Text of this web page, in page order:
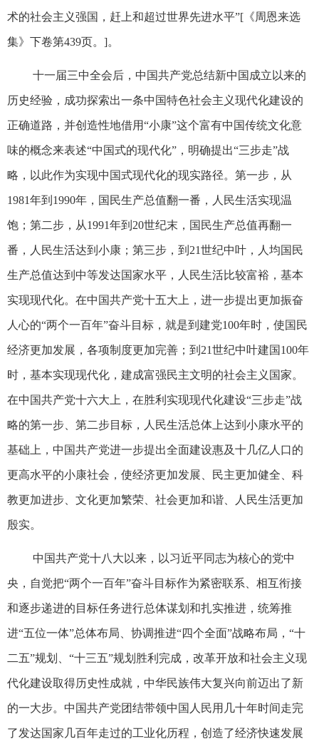
术的社会主义强国，赶上和超过世界先进水平”[《周恩来选
集》下卷第439页。]。
十一届三中全会后，中国共产党总结新中国成立以来的
历史经验，成功探索出一条中国特色社会主义现代化建设的
正确道路，并创造性地借用“小康”这个富有中国传统文化意
味的概念来表述“中国式的现代化”，明确提出“三步走”战
略，以此作为实现中国式现代化的现实路径。第一步，从
1981年到1990年，国民生产总值翻一番，人民生活实现温
饱；第二步，从1991年到20世纪末，国民生产总值再翻一
番，人民生活达到小康；第三步，到21世纪中叶，人均国民
生产总值达到中等发达国家水平，人民生活比较富裕，基本
实现现代化。在中国共产党十五大上，进一步提出更加振奋
人心的“两个一百年”奋斗目标，就是到建党100年时，使国民
经济更加发展，各项制度更加完善；到21世纪中叶建国100年
时，基本实现现代化，建成富强民主文明的社会主义国家。
在中国共产党十六大上，在胜利实现现代化建设“三步走”战
略的第一步、第二步目标，人民生活总体上达到小康水平的
基础上，中国共产党进一步提出全面建设惠及十几亿人口的
更高水平的小康社会，使经济更加发展、民主更加健全、科
教更加进步、文化更加繁荣、社会更加和谐、人民生活更加
殷实。
中国共产党十八大以来，以习近平同志为核心的党中
央，自觉把“两个一百年”奋斗目标作为紧密联系、相互衔接
和逐步递进的目标任务进行总体谋划和扎实推进，统筹推
进“五位一体”总体布局、协调推进“四个全面”战略布局，“十
二五”规划、“十三五”规划胜利完成，改革开放和社会主义现
代化建设取得历史性成就，中华民族伟大复兴向前迈出了新
的一大步。中国共产党团结带领中国人民用几十年时间走完
了发达国家几百年走过的工业化历程，创造了经济快速发展